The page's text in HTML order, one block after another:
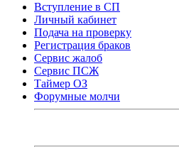
Вступление в СП
Личный кабинет
Подача на проверку
Регистрация браков
Сервис жалоб
Сервис ПСЖ
Таймер ОЗ
Форумные молчи